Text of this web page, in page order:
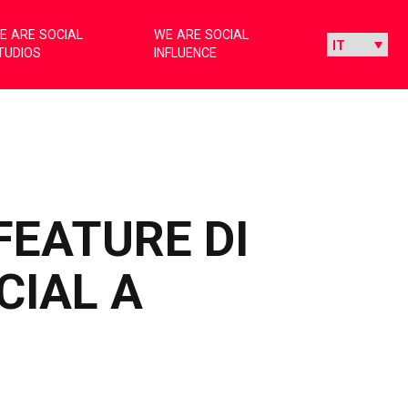
ARE SOCIAL
WE ARE SOCIAL
INFLUENCE
DI
A